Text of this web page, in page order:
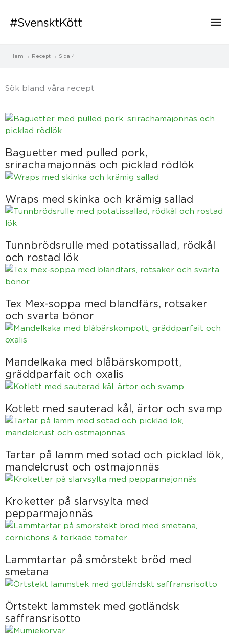
Hem Recept Sida 4
Sök bland våra recept​
Baguetter med pulled pork,
srirachamajonnäs och picklad rödlök
Wraps med skinka och krämig sallad
Tunnbrödsrulle med potatissallad, rödkål
och rostad lök
Tex Mex-soppa med blandfärs, rotsaker
och svarta bönor
Mandelkaka med blåbärskompott,
gräddparfait och oxalis
Kotlett med sauterad kål, ärtor och svamp
Tartar på lamm med sotad och picklad lök,
mandelcrust och ostmajonnäs
Kroketter på slarvsylta med
pepparmajonnäs
Lammtartar på smörstekt bröd med
smetana
Örtstekt lammstek med gotländsk
saffransrisotto
Sida
SidaSida
SidaSida